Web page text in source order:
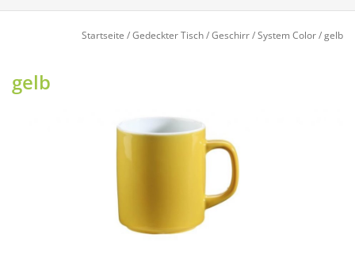
Startseite /Gedeckter Tisch/Geschirr/System Color/gelb
gelb